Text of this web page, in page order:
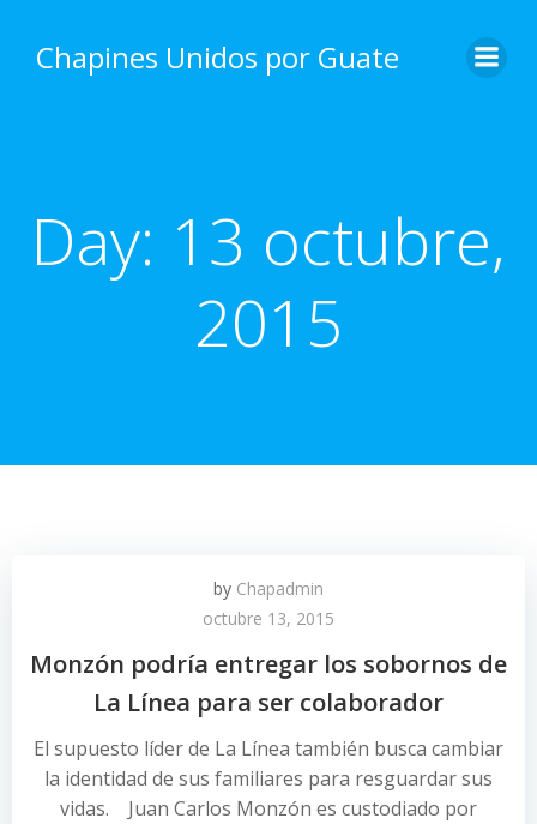
content
Chapines Unidos por Guate
Day: 13 octubre,
2015
by Chapadmin
octubre 13, 2015
Monzón podría entregar los sobornos de
La Línea para ser colaborador
El supuesto líder de La Línea también busca cambiar
la identidad de sus familiares para resguardar sus
vidas. Juan Carlos Monzón es custodiado por